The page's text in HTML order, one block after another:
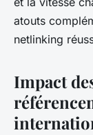
atouts
netlinking
Impact